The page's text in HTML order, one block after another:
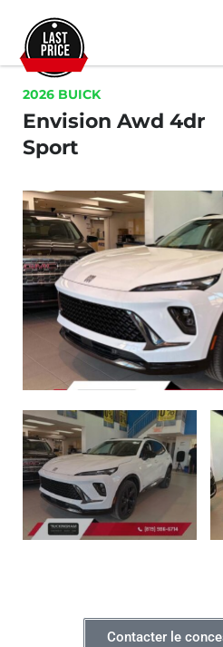
2026 BUICK
Envision Awd 4dr
Sport
Contacter le